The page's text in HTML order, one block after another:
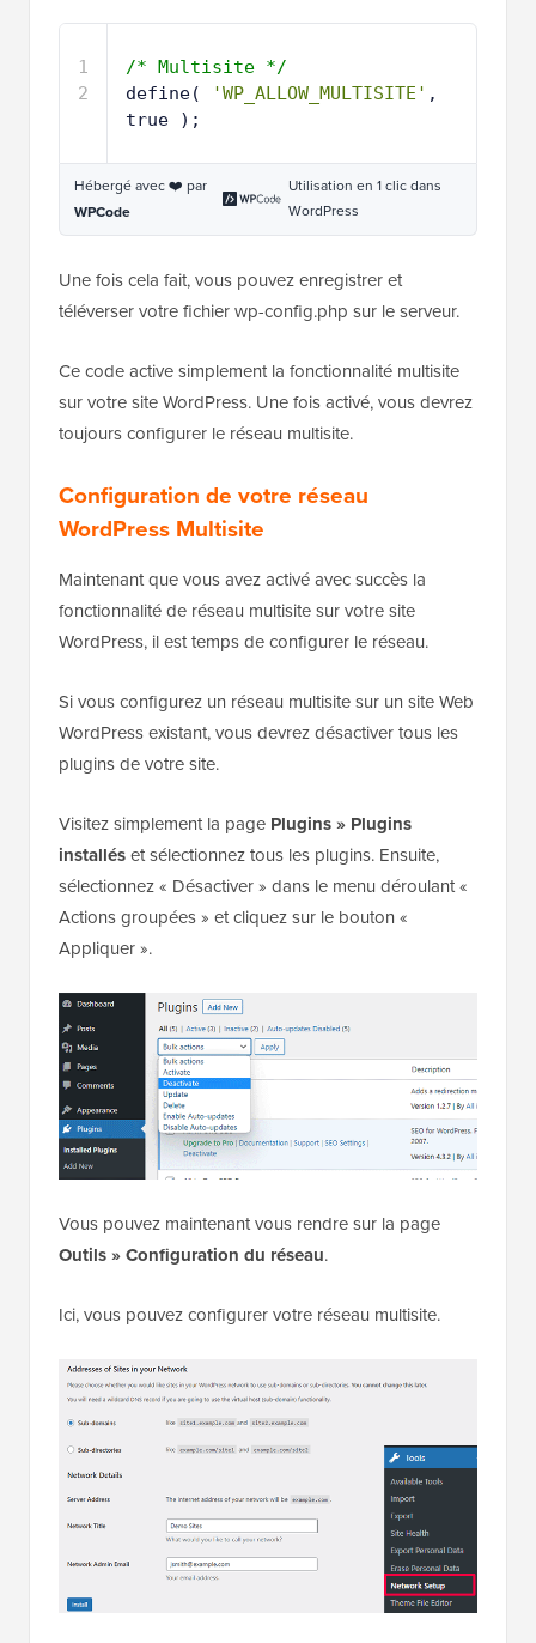
1
2
/* Multisite */
define(
'WP_ALLOW_MULTISITE' ,
true );
Hébergé avec ❤️ par
WPCode
Utilisation en 1 clic dans
WordPress
Une fois cela fait, vous pouvez enregistrer et
téléverser votre fichier wp-config.php sur le serveur.
Ce code active simplement la fonctionnalité multisite
sur votre site WordPress. Une fois activé, vous devrez
toujours configurer le réseau multisite.
Configuration de votre réseau
WordPress Multisite
Maintenant que vous avez activé avec succès la
fonctionnalité de réseau multisite sur votre site
WordPress, il est temps de configurer le réseau.
Si vous configurez un réseau multisite sur un site Web
WordPress existant, vous devrez désactiver tous les
plugins de votre site.
Visitez simplement la page Plugins » Plugins
installéset sélectionnez tous les plugins. Ensuite,
sélectionnez « Désactiver » dans le menu déroulant «
Actions groupées » et cliquez sur le bouton «
Appliquer ».
Vous pouvez maintenant vous rendre sur la page
Outils » Configuration du réseau.
Ici, vous pouvez configurer votre réseau multisite.